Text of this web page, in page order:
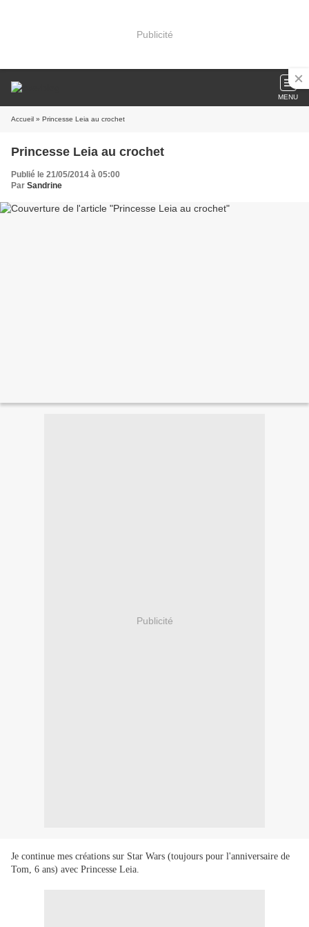
Publicité
MENU
Accueil » Princesse Leia au crochet
Princesse Leia au crochet
Publié le 21/05/2014 à 05:00
Par Sandrine
Publicité
Je continue mes créations sur Star Wars (toujours pour l'anniversaire de
Tom, 6 ans) avec Princesse Leia.